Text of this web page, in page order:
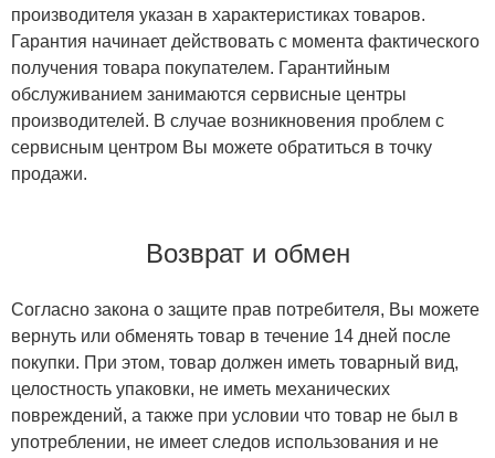
производителя указан в характеристиках товаров.
Гарантия начинает действовать с момента фактического
получения товара покупателем. Гарантийным
обслуживанием занимаются сервисные центры
производителей. В случае возникновения проблем с
сервисным центром Вы можете обратиться в точку
продажи.
Возврат и обмен
Согласно закона о защите прав потребителя, Вы можете
вернуть или обменять товар в течение 14 дней после
покупки. При этом, товар должен иметь товарный вид,
целостность упаковки, не иметь механических
повреждений, а также при условии что товар не был в
употреблении, не имеет следов использования и не